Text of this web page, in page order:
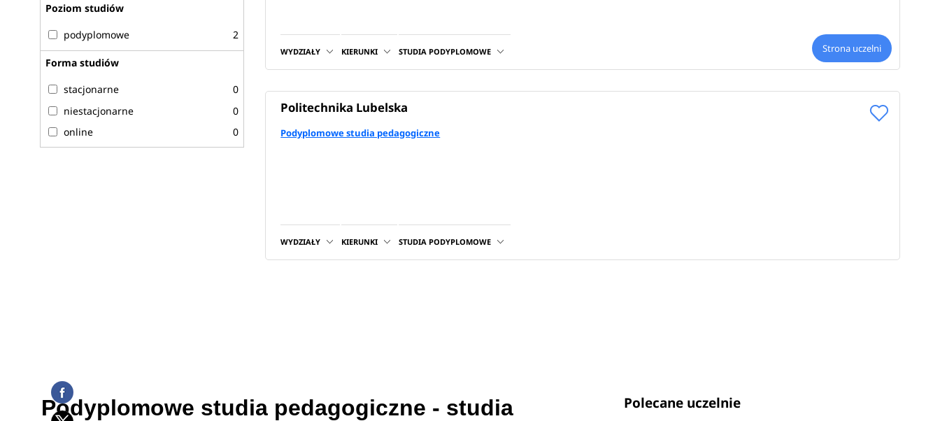
WYDZIAŁY KIERUNKI STUDIA PODYPLOMOWE Strona uczelni
Politechnika Lubelska
Podyplomowe studia pedagogiczne
WYDZIAŁY KIERUNKI STUDIA PODYPLOMOWE
Poziom studiów
podyplomowe 2
Forma studiów
stacjonarne
0
niestacjonarne
0
online
0
Podyplomowe studia pedagogiczne - studia
Polecane uczelnie